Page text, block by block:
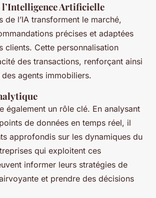
Artificielle
de l’IA transforment le marché,
précises et adaptées
clients. Cette personnalisation
des transactions, renforçant ainsi
agents immobiliers.
également un rôle clé. En analysant
de données en temps réel, il
approfondis sur les dynamiques du
qui exploitent ces
informer leurs stratégies de
et prendre des décisions